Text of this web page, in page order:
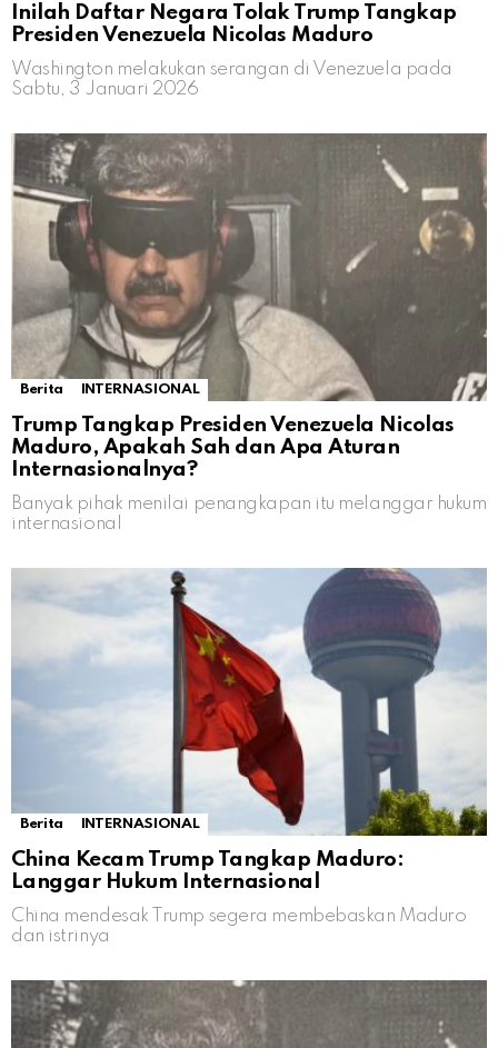
Inilah Daftar Negara Tolak Trump Tangkap
Presiden Venezuela Nicolas Maduro
Washington melakukan serangan di Venezuela pada
Sabtu, 3 Januari 2026
Berita INTERNASIONAL
Trump Tangkap Presiden Venezuela Nicolas
Maduro, Apakah Sah dan Apa Aturan
Internasionalnya?
Banyak pihak menilai penangkapan itu melanggar hukum
internasional
Berita INTERNASIONAL
China Kecam Trump Tangkap Maduro:
Langgar Hukum Internasional
China mendesak Trump segera membebaskan Maduro
dan istrinya